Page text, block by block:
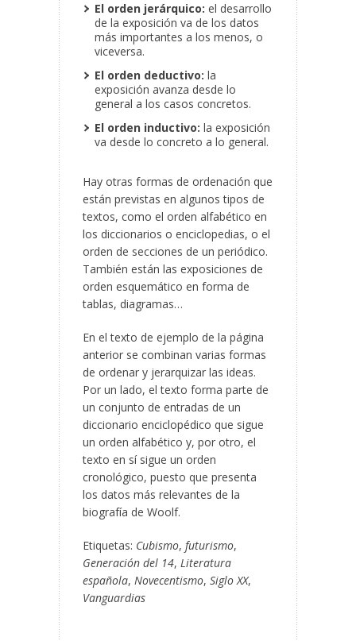
El orden jerárquico: el desarrollo
de la exposición va de los datos
más importantes a los menos, o
viceversa.
El orden deductivo: la
exposición avanza desde lo
general a los casos concretos.
El orden inductivo: la exposición
va desde lo concreto a lo general.
Hay otras formas de ordenación que
están previstas en algunos tipos de
textos, como el orden alfabético en
los diccionarios o enciclopedias, o el
orden de secciones de un periódico.
También están las exposiciones de
orden esquemático en forma de
tablas, diagramas…
En el texto de ejemplo de la página
anterior se combinan varias formas
de ordenar y jerarquizar las ideas.
Por un lado, el texto forma parte de
un conjunto de entradas de un
diccionario enciclopédico que sigue
un orden alfabético y, por otro, el
texto en sí sigue un orden
cronológico, puesto que presenta
los datos más relevantes de la
biografía de Woolf.
Etiquetas: Cubismo, futurismo,
Generación del 14, Literatura
española, Novecentismo, Siglo XX,
Vanguardias